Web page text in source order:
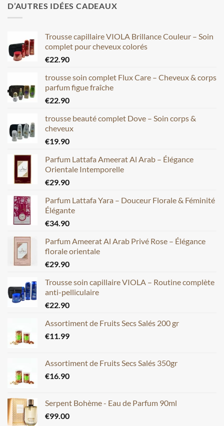
D’AUTRES IDÉES CADEAUX
Trousse capillaire VIOLA Brillance Couleur – Soin
complet pour cheveux colorés
€22.90
trousse soin complet Flux Care – Cheveux & corps
parfum figue fraîche
€22.90
trousse beauté complet Dove – Soin corps &
cheveux
€19.90
Parfum Lattafa Ameerat Al Arab – Élégance
Orientale Intemporelle
€29.90
Parfum Lattafa Yara – Douceur Florale & Féminité
Élégante
€34.90
Parfum Ameerat Al Arab Privé Rose – Élégance
florale orientale
€29.90
Trousse soin capillaire VIOLA – Routine complète
anti-pelliculaire
€22.90
Assortiment de Fruits Secs Salés 200 gr
€11.99
Assortiment de Fruits Secs Salés 350gr
€16.90
Serpent Bohème - Eau de Parfum 90ml
€99.00